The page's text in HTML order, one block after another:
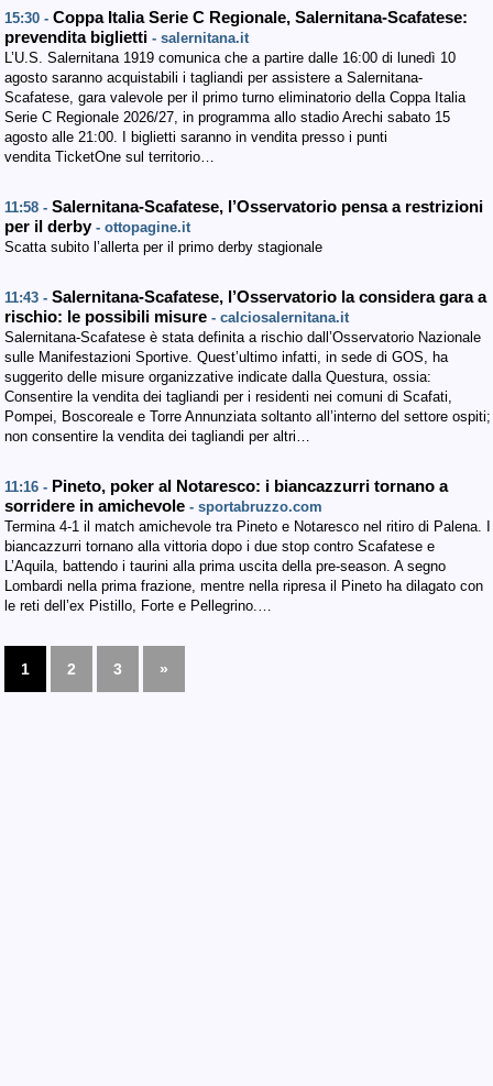
15:30 - Coppa Italia Serie C Regionale, Salernitana-Scafatese:
prevendita biglietti - salernitana.it
L’U.S. Salernitana 1919 comunica che a partire dalle 16:00 di lunedì 10
agosto saranno acquistabili i tagliandi per assistere a Salernitana-
Scafatese, gara valevole per il primo turno eliminatorio della Coppa Italia
Serie C Regionale 2026/27, in programma allo stadio Arechi sabato 15
agosto alle 21:00. I biglietti saranno in vendita presso i punti
vendita TicketOne sul territorio…
11:58 - Salernitana-Scafatese, l’Osservatorio pensa a restrizioni
per il derby - ottopagine.it
Scatta subito l’allerta per il primo derby stagionale
11:43 - Salernitana-Scafatese, l’Osservatorio la considera gara a
rischio: le possibili misure - calciosalernitana.it
Salernitana-Scafatese è stata definita a rischio dall’Osservatorio Nazionale
sulle Manifestazioni Sportive. Quest’ultimo infatti, in sede di GOS, ha
suggerito delle misure organizzative indicate dalla Questura, ossia:
Consentire la vendita dei tagliandi per i residenti nei comuni di Scafati,
Pompei, Boscoreale e Torre Annunziata soltanto all’interno del settore ospiti;
non consentire la vendita dei tagliandi per altri…
11:16 - Pineto, poker al Notaresco: i biancazzurri tornano a
sorridere in amichevole - sportabruzzo.com
Termina 4-1 il match amichevole tra Pineto e Notaresco nel ritiro di Palena. I
biancazzurri tornano alla vittoria dopo i due stop contro Scafatese e
L’Aquila, battendo i taurini alla prima uscita della pre-season. A segno
Lombardi nella prima frazione, mentre nella ripresa il Pineto ha dilagato con
le reti dell’ex Pistillo, Forte e Pellegrino.…
1 2 3 »